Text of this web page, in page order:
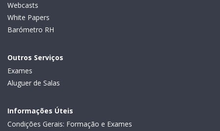
Webcasts
White Papers
Barómetro RH
Outros Serviços
Exames
Aluguer de Salas
Informações Úteis
Condições Gerais: Formação e Exames